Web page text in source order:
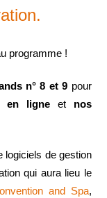
programme !
n° 8 et 9
en ligne et nos
logiciels de gestion
and Spa,